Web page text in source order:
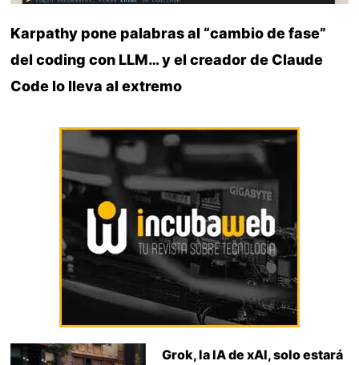
Karpathy pone palabras al “cambio de fase”
del coding con LLM… y el creador de Claude
Code lo lleva al extremo
Grok, la IA de xAI, solo estará